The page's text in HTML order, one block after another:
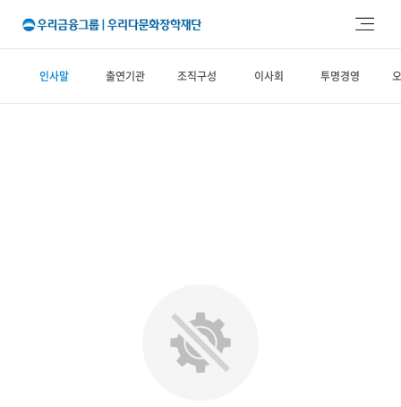
본문 바로가기
주메뉴 바로가기
인사말 출연기관 조직구성 이사회 투명경영